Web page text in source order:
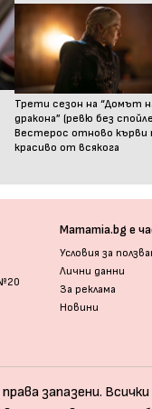
Трети сезон на “Домът
дракона” (ревю без
Вестерос отново кърви
красиво от всякога
Mamamia.bg е
Условия за
Лични данни
За реклама
Новини
запазени.